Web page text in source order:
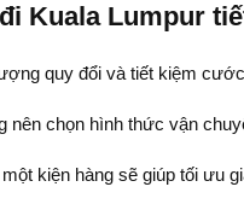
Kuala Lumpur
quy đổi và tiết kiệm
nên chọn hình thức vận
kiện hàng sẽ giúp tối ưu